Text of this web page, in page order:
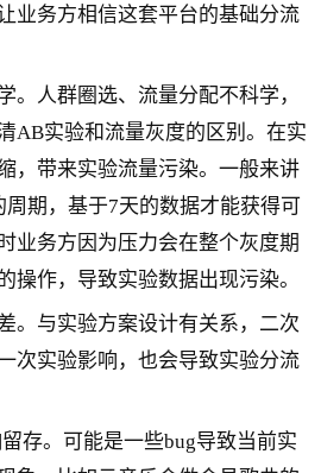
业务方相信这套平台的基础分流
。人群圈选、流量分配不科学，
AB实验和流量灰度的区别。在实
，带来实验流量污染。一般来讲
周期，基于7天的数据才能获得可
业务方因为压力会在整个灰度期
操作，导致实验数据出现污染。
。与实验方案设计有关系，二次
次实验影响，也会导致实验分流
存。可能是一些bug导致当前实